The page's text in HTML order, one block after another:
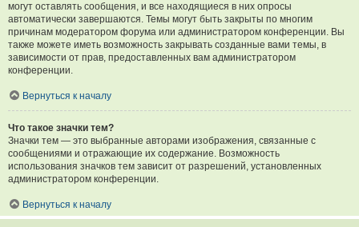
могут оставлять сообщения, и все находящиеся в них опросы
автоматически завершаются. Темы могут быть закрыты по многим
причинам модератором форума или администратором конференции. Вы
также можете иметь возможность закрывать созданные вами темы, в
зависимости от прав, предоставленных вам администратором
конференции.
Вернуться к началу
Что такое значки тем?
Значки тем — это выбранные авторами изображения, связанные с
сообщениями и отражающие их содержание. Возможность
использования значков тем зависит от разрешений, установленных
администратором конференции.
Вернуться к началу